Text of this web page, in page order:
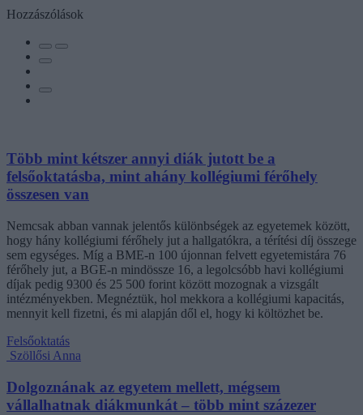
Hozzászólások
Több mint kétszer annyi diák jutott be a
felsőoktatásba, mint ahány kollégiumi férőhely
összesen van
Nemcsak abban vannak jelentős különbségek az egyetemek között,
hogy hány kollégiumi férőhely jut a hallgatókra, a térítési díj összege
sem egységes. Míg a BME-n 100 újonnan felvett egyetemistára 76
férőhely jut, a BGE-n mindössze 16, a legolcsóbb havi kollégiumi
díjak pedig 9300 és 25 500 forint között mozognak a vizsgált
intézményekben. Megnéztük, hol mekkora a kollégiumi kapacitás,
mennyit kell fizetni, és mi alapján dől el, hogy ki költözhet be.
Felsőoktatás
Szöllősi Anna
Dolgoznának az egyetem mellett, mégsem
vállalhatnak diákmunkát – több mint százezer